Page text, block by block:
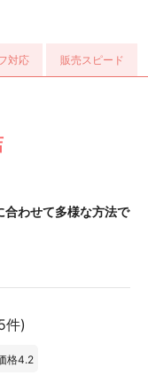
対応 販売スピード
合わせて多様な方法で
件)
格4.2